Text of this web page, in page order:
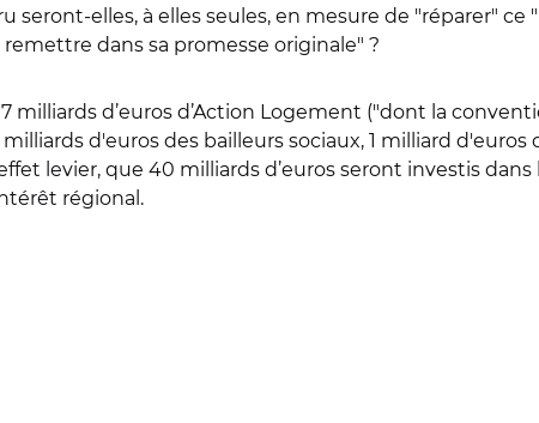
seront-elles, à elles seules, en mesure de "réparer"
dans sa promesse originale" ?
d’euros d’Action Logement ("dont la
d'euros des bailleurs sociaux, 1 milliard
levier, que 40 milliards d’euros seront investis
régional.